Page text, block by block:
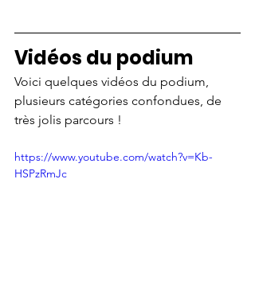
Vidéos du podium
Voici quelques vidéos du podium,
plusieurs catégories confondues, de
très jolis parcours !
https://www.youtube.com/watch?v=Kb-
HSPzRmJc